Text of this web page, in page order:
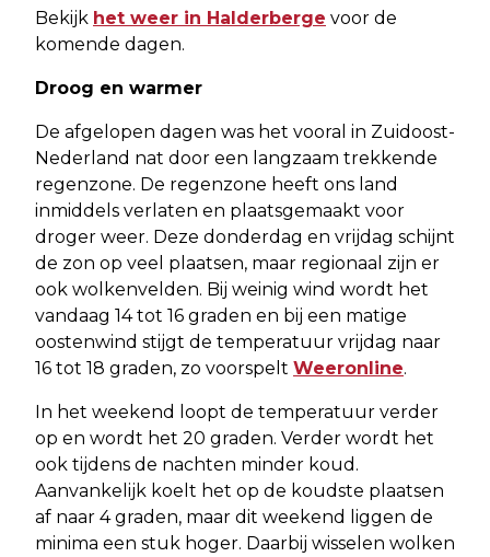
Bekijk het weer in Halderberge voor de
komende dagen.
Droog en warmer
De afgelopen dagen was het vooral in Zuidoost-
Nederland nat door een langzaam trekkende
regenzone. De regenzone heeft ons land
inmiddels verlaten en plaatsgemaakt voor
droger weer. Deze donderdag en vrijdag schijnt
de zon op veel plaatsen, maar regionaal zijn er
ook wolkenvelden. Bij weinig wind wordt het
vandaag 14 tot 16 graden en bij een matige
oostenwind stijgt de temperatuur vrijdag naar
16 tot 18 graden, zo voorspelt Weeronline.
In het weekend loopt de temperatuur verder
op en wordt het 20 graden. Verder wordt het
ook tijdens de nachten minder koud.
Aanvankelijk koelt het op de koudste plaatsen
af naar 4 graden, maar dit weekend liggen de
minima een stuk hoger. Daarbij wisselen wolken